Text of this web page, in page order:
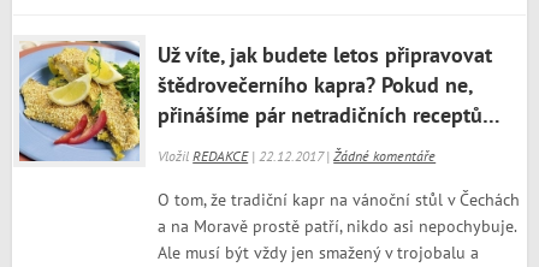
Už víte, jak budete letos připravovat
štědrovečerního kapra? Pokud ne,
přinášíme pár netradičních receptů…
VložilREDAKCE| 22.12.2017 |Žádné komentáře
O tom, že tradiční kapr na vánoční stůl v Čechách
a na Moravě prostě patří, nikdo asi nepochybuje.
Ale musí být vždy jen smažený v trojobalu a